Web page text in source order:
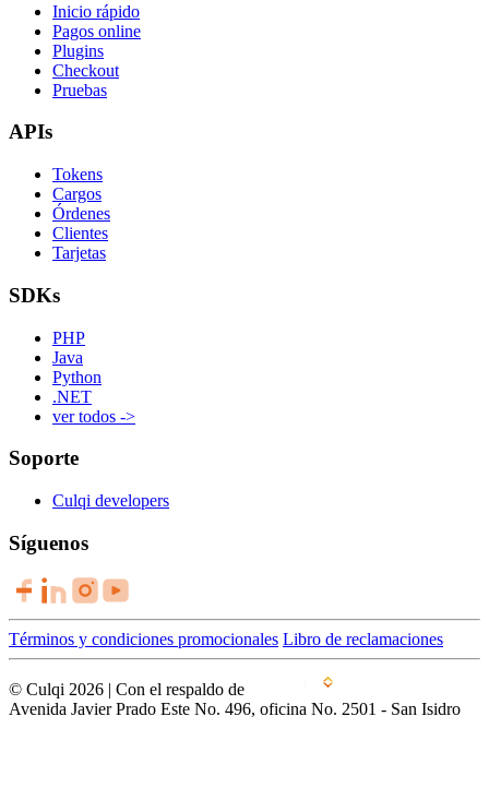
Inicio rápido
Pagos online
Plugins
Checkout
Pruebas
APIs
Tokens
Cargos
Órdenes
Clientes
Tarjetas
SDKs
PHP
Java
Python
.NET
ver todos ->
Soporte
Culqi developers
Síguenos
Términos y condiciones promocionales Libro de reclamaciones
© Culqi 2026 | Con el respaldo de
Avenida Javier Prado Este No. 496, oficina No. 2501 - San Isidro